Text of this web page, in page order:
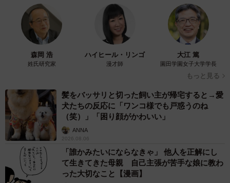
森岡 浩
姓氏研究家
ハイヒール・リンゴ
漫才師
大江 篤
園田学園女子大学学長
もっと見る
髪をバッサリと切った飼い主が帰宅すると→愛
犬たちの反応に「ワンコ様でも戸惑うのね
（笑）」「困り顔がかわいい」
ANNA
2026.08.06
「誰かみたいにならなきゃ」 他人を正解にし
て生きてきた母親 自己主張が苦手な娘に教わ
った大切なこと【漫画】